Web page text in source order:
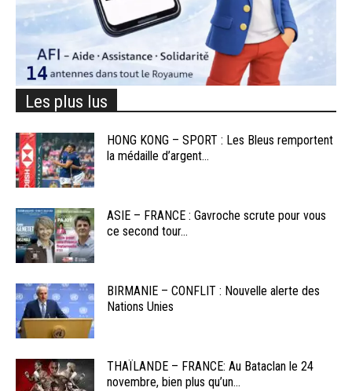
Les plus lus
HONG KONG – SPORT : Les Bleus remportent
la médaille d’argent...
ASIE – FRANCE : Gavroche scrute pour vous
ce second tour...
BIRMANIE – CONFLIT : Nouvelle alerte des
Nations Unies
THAÏLANDE – FRANCE: Au Bataclan le 24
novembre, bien plus qu’un...